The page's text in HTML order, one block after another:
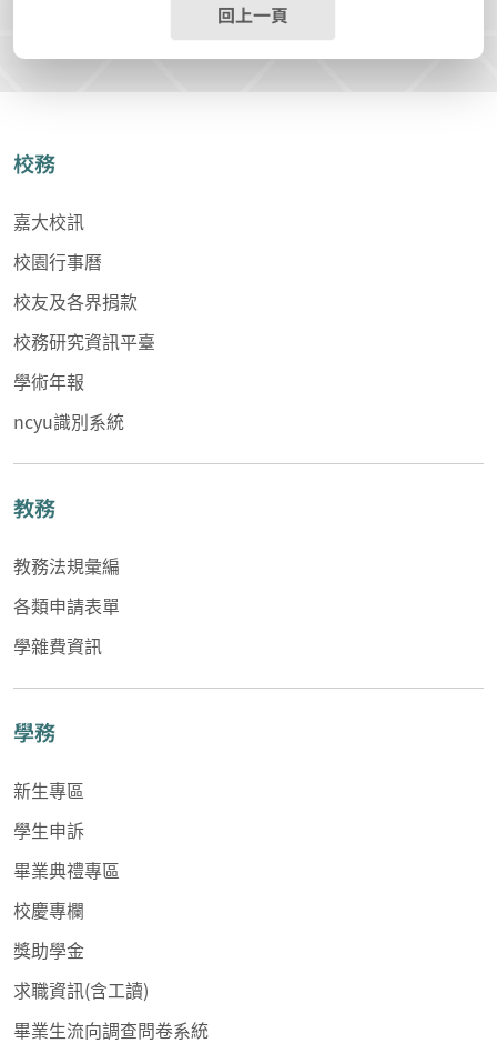
回上一頁
校務
嘉大校訊
校園行事曆
校友及各界捐款
校務研究資訊平臺
學術年報
ncyu識別系統
教務
教務法規彙編
各類申請表單
學雜費資訊
學務
新生專區
學生申訴
畢業典禮專區
校慶專欄
獎助學金
求職資訊(含工讀)
畢業生流向調查問卷系統